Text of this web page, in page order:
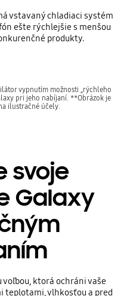
vstavaný chladiaci systém
ešte rýchlejšie s menšou
produkty.
vypnutím možnosti „rýchleho
pri jeho nabíjaní. **Obrázok je
ilustračné účely.
svoje
Galaxy
voľbou, ktorá ochráni vaše
teplotami, vlhkosťou a pred